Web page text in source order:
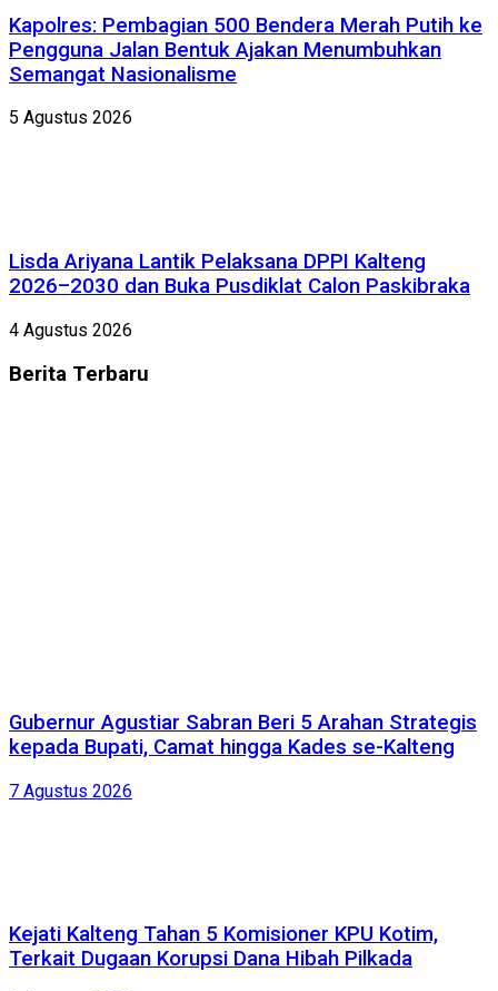
Kapolres: Pembagian 500 Bendera Merah Putih ke
Pengguna Jalan Bentuk Ajakan Menumbuhkan
Semangat Nasionalisme
5 Agustus 2026
Lisda Ariyana Lantik Pelaksana DPPI Kalteng
2026–2030 dan Buka Pusdiklat Calon Paskibraka
4 Agustus 2026
Berita Terbaru
Gubernur Agustiar Sabran Beri 5 Arahan Strategis
kepada Bupati, Camat hingga Kades se-Kalteng
7 Agustus 2026
Kejati Kalteng Tahan 5 Komisioner KPU Kotim,
Terkait Dugaan Korupsi Dana Hibah Pilkada